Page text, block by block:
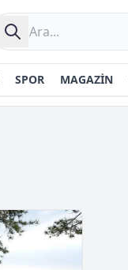
SPOR MAGAZİN